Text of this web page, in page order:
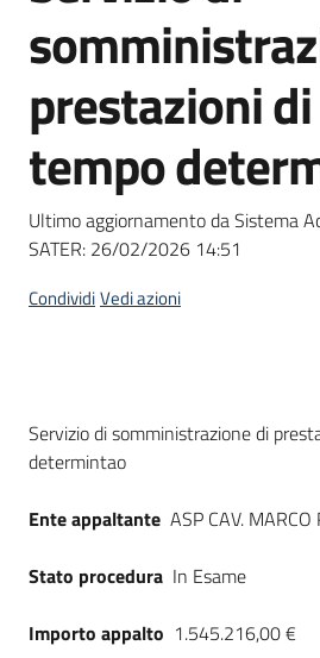
di
Supporto
Piattaforme
telematiche
English
su
prestazioni
tempo
Ultimo aggiornamento da Sistema
SATER: 26/02/2026 14:51
CondividiVedi azioni
Dati del bando
Servizio di somministrazione di
determintao
Ente appaltante ASP CAV. MARCO
Stato procedura In Esame
Importo appalto 1.545.216,00 €